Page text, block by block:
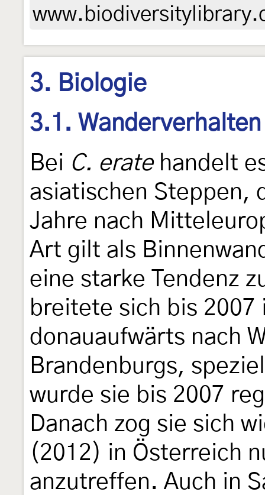
3. Biologie
3.1. Wanderverhalten
Bei C. eratehandelt
asiatischen Steppen,
Jahre nach
Art gilt als
eine starke Tendenz
breitete sich bis 2007
donauaufwärts nach
Brandenburgs,
wurde sie bis 2007
Danach zog sie sich
(2012) in Österreich
anzutreffen. Auch in